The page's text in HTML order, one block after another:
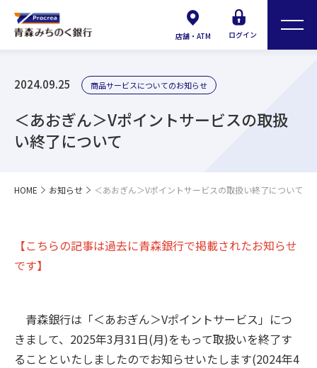
店舗・ATM ログイン
2024.09.25 商品サービスについてのお知らせ
＜あおぎん＞Vポイントサービスの取扱
い終了について
HOME お知らせ ＜あおぎん＞Vポイントサービスの取扱い終了について
【こちらの記事は過去に青森銀行で掲載されたお知らせ
です】
青森銀行は「＜あおぎん＞Vポイントサービス」につ
きまして、 2025年3月31日(月)をもって取扱いを終了す
ることといたしましたのでお知らせいたします(2024年4